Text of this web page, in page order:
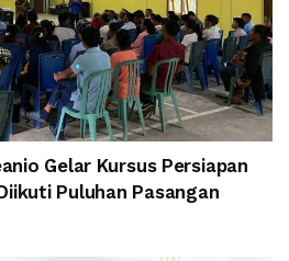
Gelar Kursus Persiapan
Puluhan Pasangan